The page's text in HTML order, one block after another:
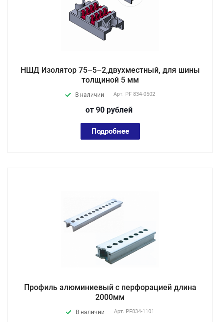
НШД Изолятор 75–5–2,двухместный, для шины
толщиной 5 мм
В наличии Арт. PF 834-0502
от 90 рублей
Подробнее
Профиль алюминиевый с перфорацией длина
2000мм
В наличии Арт. PF834-1101